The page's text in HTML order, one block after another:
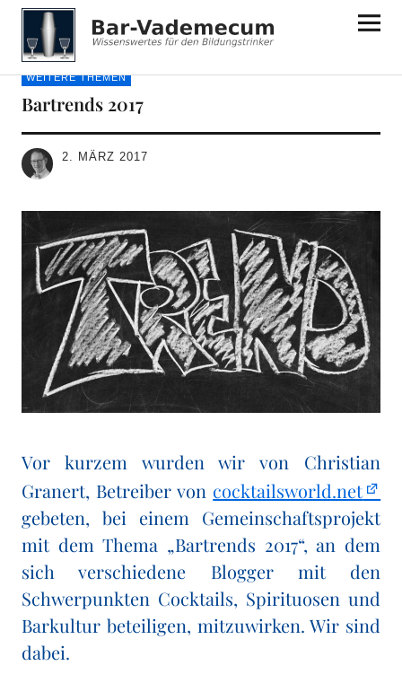
Bar-Vademecum
WEITERE THEMEN
Bartrends 2017
2. MÄRZ 2017
Vor kurzem wurden wir von Christian
Granert, Betreiber von cocktailsworld.net
gebeten, bei einem Gemeinschaftsprojekt
mit dem Thema „Bartrends 2017“, an dem
sich verschiedene Blogger mit den
Schwerpunkten Cocktails, Spirituosen und
Barkultur beteiligen, mitzuwirken. Wir sind
dabei.